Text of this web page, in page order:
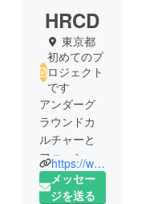
HRCD
東京都
初めてのプ
ロジェクト
です
アンダーグ
ラウンドカ
ルチャーと
ファッショ
ントレンド
の融合。
https://www.instagram.com/hrcd13/?hl=ja
メッセー
ジを送る